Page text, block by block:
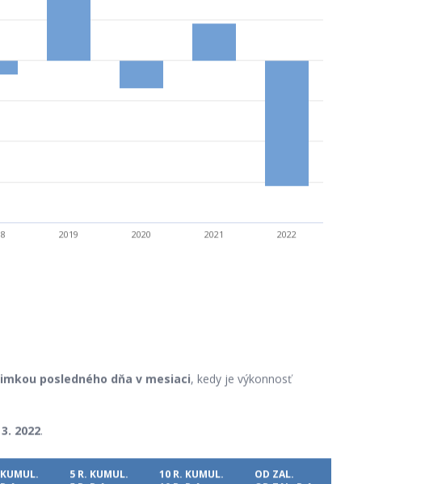
2019 2020 2021 2022
posledného dňa v mesiaci, kedy je výkonnosť
2022.
5 R. KUMUL. 10 R. KUMUL. OD ZAL.